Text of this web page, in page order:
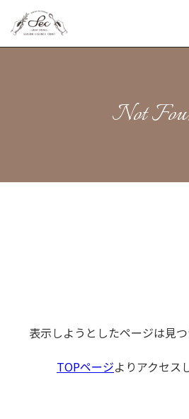
Not
表示しようとしたページは見つ
TOPページよりアクセス